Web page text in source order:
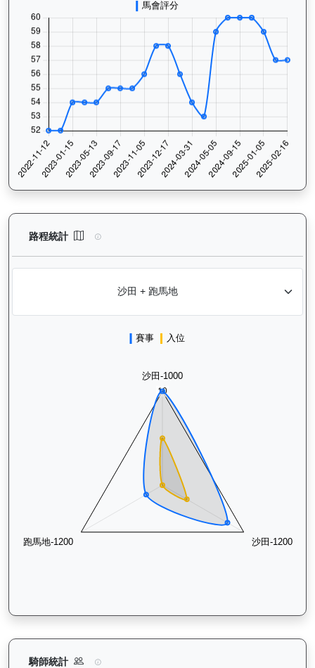
路程統計 萬事快（G416）— 路程統計分析：查看香港賽
騎師統計 萬事快（G416）— 騎師統計分析：查看各騎師